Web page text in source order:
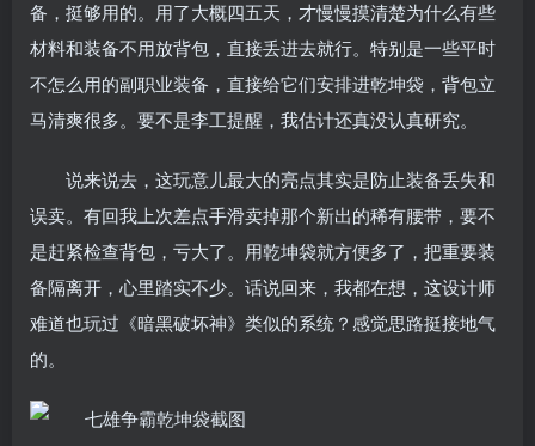
备，挺够用的。用了大概四五天，才慢慢摸清楚为什么有些
材料和装备不用放背包，直接丢进去就行。特别是一些平时
不怎么用的副职业装备，直接给它们安排进乾坤袋，背包立
马清爽很多。要不是李工提醒，我估计还真没认真研究。
说来说去，这玩意儿最大的亮点其实是防止装备丢失和
误卖。有回我上次差点手滑卖掉那个新出的稀有腰带，要不
是赶紧检查背包，亏大了。用乾坤袋就方便多了，把重要装
备隔离开，心里踏实不少。话说回来，我都在想，这设计师
难道也玩过《暗黑破坏神》类似的系统？感觉思路挺接地气
的。